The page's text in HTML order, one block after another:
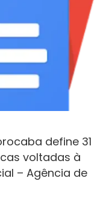
define 31
voltadas à
– Agência de